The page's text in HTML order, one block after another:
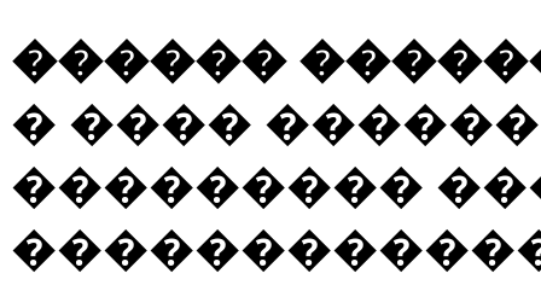
������
� ����
���������